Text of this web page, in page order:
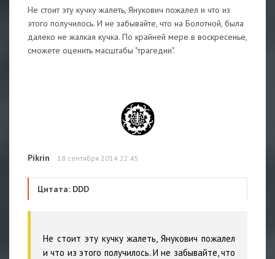
Не стоит эту кучку жалеть, Янукович пожалел и что из
этого получилось. И не забывайте, что на Болотной, была
далеко не жалкая кучка. По крайней мере в воскресенье,
сможете оценить масштабы "трагедии".
Pikrin 18 сентября 2014 22:45
Цитата: DDD
Не стоит эту кучку жалеть, Янукович пожалел
и что из этого получилось. И не забывайте, что